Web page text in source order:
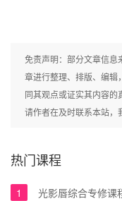
免责声明：部分文章信息
章进行整理、排版、编辑
同其观点或证实其内容的
请作者在及时联系本站，
热门课程
1 光影唇综合专修课